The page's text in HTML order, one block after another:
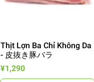
Thịt Lợn Ba Chỉ Không Da
- 皮抜き豚バラ
¥1,290